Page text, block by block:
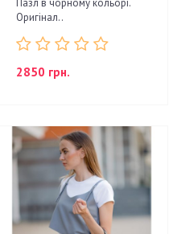
Пазл в чорному кольорі.
Оригінал..
2850 грн.